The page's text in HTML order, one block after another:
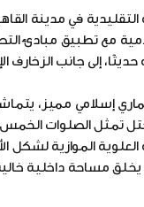
في مدينة
مع تطبيق
إلى جانب الزخارف
إسلامي مميز،
الصلوات الخمس
العلوية الموازية
يخلق مساحة داخلية